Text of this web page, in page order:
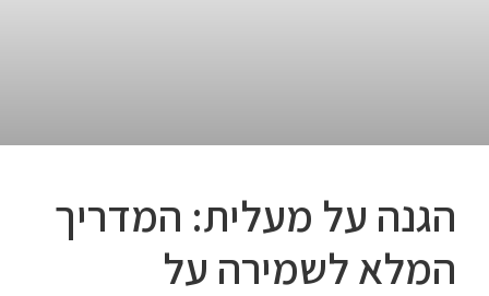
הגנה על מעלית: המדריך
המלא לשמירה על